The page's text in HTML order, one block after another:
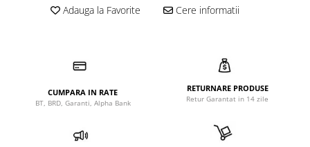
Adauga la Favorite Cere informatii
CUMPARA IN RATE
BT, BRD, Garanti, Alpha Bank
RETURNARE PRODUSE
Retur Garantat in 14 zile